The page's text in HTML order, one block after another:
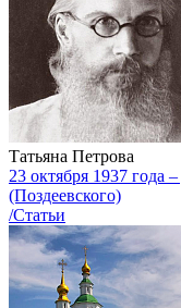
Татьяна Петрова
23 октября 1937 года
(Поздеевского)
/Статьи